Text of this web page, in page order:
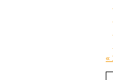
«